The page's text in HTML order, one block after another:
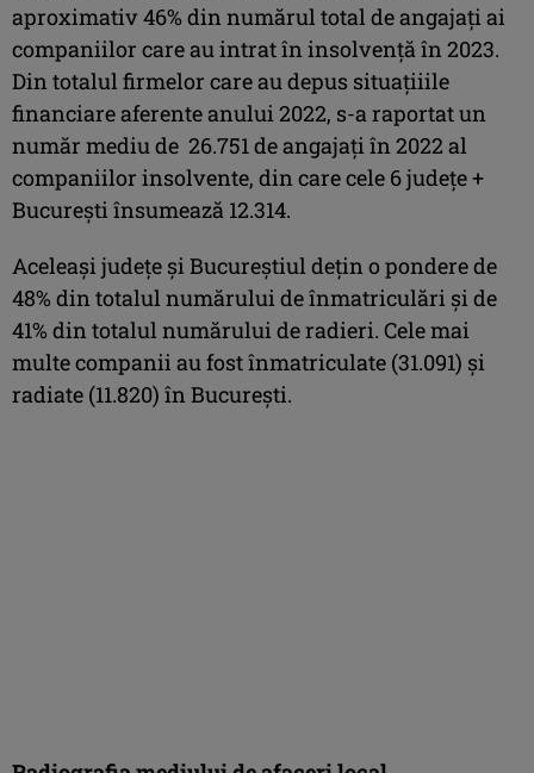
aproximativ 46% din numărul total de angajați ai
companiilor care au intrat în insolvență în 2023.
Din totalul firmelor care au depus situațiiile
financiare aferente anului 2022, s-a raportat un
număr mediu de 26.751 de angajați în 2022 al
companiilor insolvente, din care cele 6 județe +
București însumează 12.314.
Aceleași județe și Bucureștiul dețin o pondere de
48% din totalul numărului de înmatriculări și de
41% din totalul numărului de radieri. Cele mai
multe companii au fost înmatriculate (31.091) și
radiate (11.820) în București.